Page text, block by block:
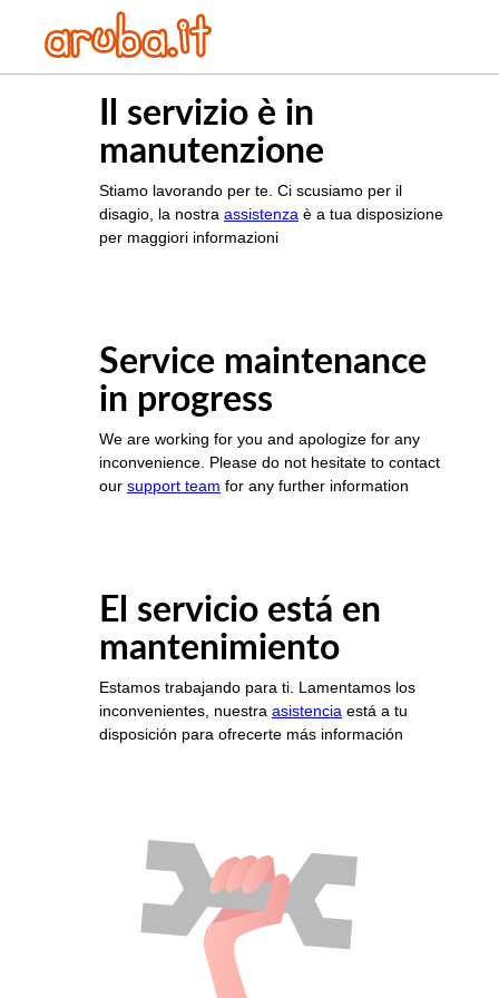
Il servizio è in
manutenzione
Stiamo lavorando per te. Ci scusiamo per il
disagio, la nostra assistenza è a tua disposizione
per maggiori informazioni
Service maintenance
in progress
We are working for you and apologize for any
inconvenience. Please do not hesitate to contact
our support team for any further information
El servicio está en
mantenimiento
Estamos trabajando para ti. Lamentamos los
inconvenientes, nuestra asistencia está a tu
disposición para ofrecerte más información